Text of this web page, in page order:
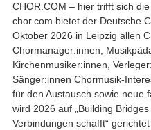
CHOR.COM – hier trifft sich
chor.com bietet der Deutsche
Oktober 2026 in Leipzig allen
Chormanager:innen,
Kirchenmusiker:innen,
Sänger:innen Chormusik-
für den Austausch sowie neue
wird 2026 auf „Building
Verbindungen schafft“